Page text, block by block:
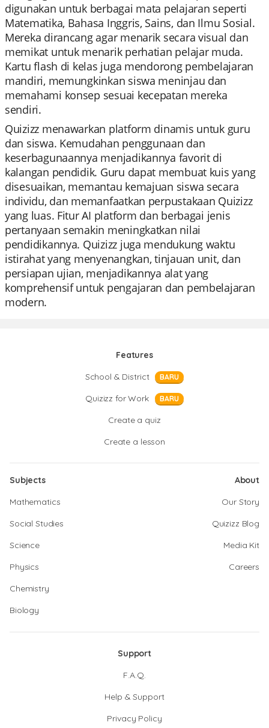
digunakan untuk berbagai mata pelajaran seperti
Matematika, Bahasa Inggris, Sains, dan Ilmu Sosial.
Mereka dirancang agar menarik secara visual dan
memikat untuk menarik perhatian pelajar muda.
Kartu flash di kelas juga mendorong pembelajaran
mandiri, memungkinkan siswa meninjau dan
memahami konsep sesuai kecepatan mereka
sendiri.
Quizizz menawarkan platform dinamis untuk guru
dan siswa. Kemudahan penggunaan dan
keserbagunaannya menjadikannya favorit di
kalangan pendidik. Guru dapat membuat kuis yang
disesuaikan, memantau kemajuan siswa secara
individu, dan memanfaatkan perpustakaan Quizizz
yang luas. Fitur AI platform dan berbagai jenis
pertanyaan semakin meningkatkan nilai
pendidikannya. Quizizz juga mendukung waktu
istirahat yang menyenangkan, tinjauan unit, dan
persiapan ujian, menjadikannya alat yang
komprehensif untuk pengajaran dan pembelajaran
modern.
Features
School & District
BARU
Quizizz for Work BARU
Create a quiz
Create a lesson
Subjects
Mathematics
Social Studies
Science
Physics
Chemistry
Biology
About
Our Story
Quizizz Blog
Media Kit
Careers
Support
F.A.Q.
Help & Support
Privacy Policy